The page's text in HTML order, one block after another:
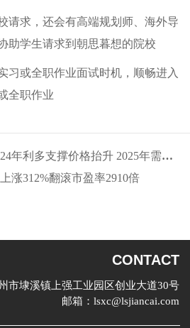
求，还会有高端规划师、海外导
助学生请求到朝思暮想的院校
或全职作业面试时机，顺畅进入
全职作业
支撑价格抬升 2025年需求传导或面临必定检测
涨312%翻滚市盈率2910倍
CONTACT
市埭溪镇上强工业园区创业大道30号
邮箱：lsxc@lsjiancai.com